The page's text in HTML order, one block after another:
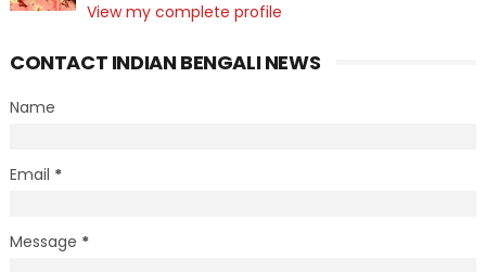
View my complete profile
CONTACT INDIAN BENGALI NEWS
Name
Email *
Message *